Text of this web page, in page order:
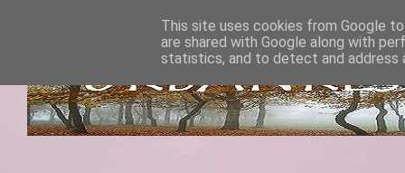
This site uses cookies from Google
are shared with Google along with
statistics, and to detect and address